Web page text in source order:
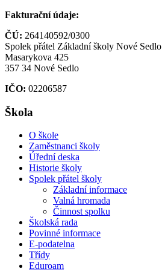
Fakturační údaje:
ČÚ: 264140592/0300
Spolek přátel Základní školy Nové Sedlo
Masarykova 425
357 34 Nové Sedlo
IČO: 02206587
Škola
O škole
Zaměstnanci školy
Úřední deska
Historie školy
Spolek přátel školy
Základní informace
Valná hromada
Činnost spolku
Školská rada
Povinné informace
E-podatelna
Třídy
Eduroam